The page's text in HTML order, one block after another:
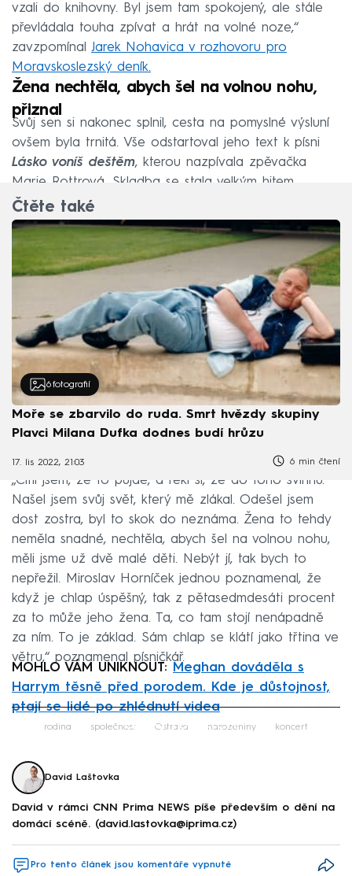
vzali do knihovny. Byl jsem tam spokojený, ale stále
převládala touha zpívat a hrát na volné noze,“
zavzpomínal Jarek Nohavica v rozhovoru pro
Moravskoslezský deník.
Žena nechtěla, abych šel na volnou nohu,
přiznal
Svůj sen si nakonec splnil, cesta na pomyslné výsluní
ovšem byla trnitá. Vše odstartoval jeho text k písni
Lásko voníš deštěm, kterou nazpívala zpěvačka
Marie Rottrová. Skladba se stala velkým hitem.
Čtěte také
6 fotografií
Moře se zbarvilo do ruda. Smrt hvězdy skupiny
Plavci Milana Dufka dodnes budí hrůzu
17. lis 2022, 21:03 6 min čtení
„Cítil jsem, že to půjde, a řekl si, že do toho švihnu.
Našel jsem svůj svět, který mě zlákal. Odešel jsem
dost zostra, byl to skok do neznáma. Žena to tehdy
neměla snadné, nechtěla, abych šel na volnou nohu,
měli jsme už dvě malé děti. Nebýt jí, tak bych to
nepřežil. Miroslav Horníček jednou poznamenal, že
když je chlap úspěšný, tak z pětasedmdesáti procent
za to může jeho žena. Ta, co tam stojí nenápadně
za ním. To je základ. Sám chlap se klátí jako třtina ve
větru,“ poznamenal písničkář.
MOHLO VÁM UNIKNOUT:
Meghan dováděla s
Harrym těsně před porodem. Kde je důstojnost,
ptají se lidé po zhlédnutí videa
Failed to fetch
rodina společnost Ostrava narozeniny koncert
David Laštovka
David v rámci CNN Prima NEWS píše především o dění na
domácí scéně. (david.lastovka@iprima.cz)
Pro tento článek jsou komentáře vypnuté